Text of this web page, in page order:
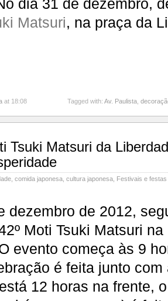
dia 31 de dezembro,
Matsuri, na praça da
at 18:08 Tagged with: Av. Paulista
Tsuki Matsuri da
comida japonesa cultura japonesa Festivais e
dezembro de 2012,
Moti Tsuki Matsuri
evento começa às 9
é feita junto
12 horas na frente,